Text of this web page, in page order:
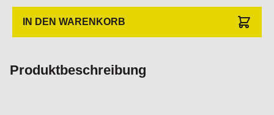
werden allgemein als "Shore-A" und das Durometer vom
IN DEN WARENKORB
Produktbeschreibung